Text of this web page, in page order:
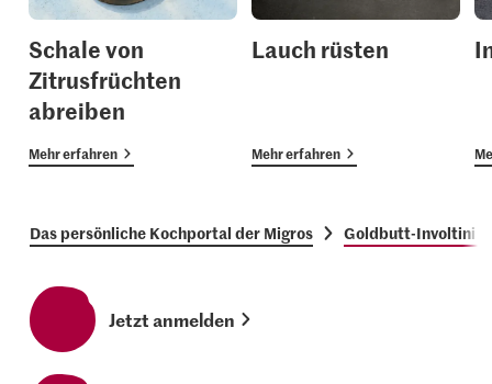
Schale von
Zitrusfrüchten
abreiben
Mehr erfahren
Lauch rüsten
Mehr erfahren
Das persönliche Kochportal der Migros Goldbutt-Involtini
Jetzt anmelden